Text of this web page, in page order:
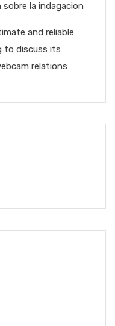
la indagacion
and reliable
to discuss its
relations